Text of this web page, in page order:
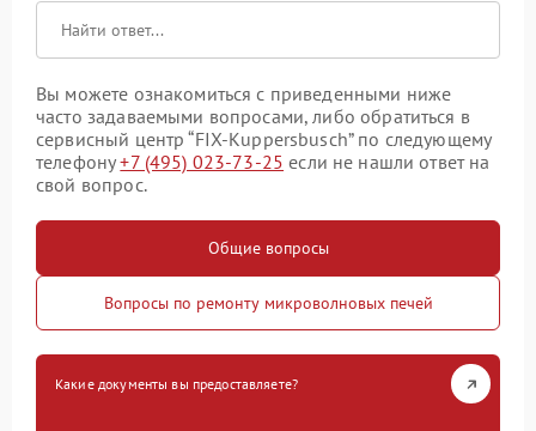
Вы можете ознакомиться с приведенными ниже
часто задаваемыми вопросами, либо обратиться в
сервисный центр “FIX-Kuppersbusch” по следующему
телефону+7 (495) 023-73-25 если не нашли ответ на
свой вопрос.
Общие вопросы
Вопросы по ремонту микроволновых печей
Какие документы вы предоставляете?